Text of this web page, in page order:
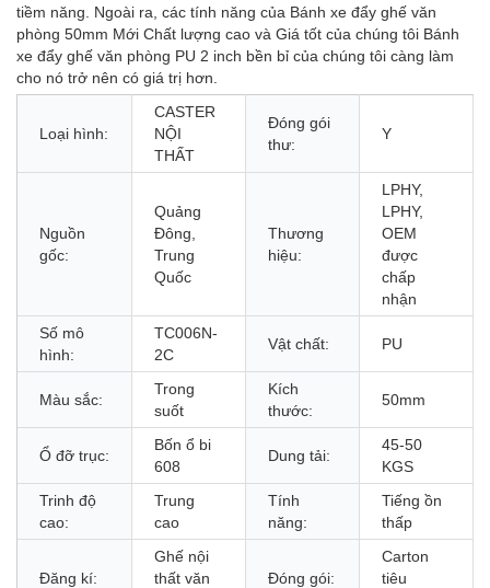
tiềm năng. Ngoài ra, các tính năng của Bánh xe đẩy ghế văn
phòng 50mm Mới Chất lượng cao và Giá tốt của chúng tôi Bánh
xe đẩy ghế văn phòng PU 2 inch bền bỉ của chúng tôi càng làm
cho nó trở nên có giá trị hơn.
Loại hình:
CASTER
NỘI
THẤT
Đóng gói
thư:
Y
Nguồn
gốc:
Quảng
Đông,
Trung
Quốc
Thương
hiệu:
LPHY,
LPHY,
OEM
được
chấp
nhận
Số mô
hình:
TC006N-
2C
Vật chất: PU
Màu sắc:
Trong
suốt
Kích
thước:
50mm
Ổ đỡ trục:
Bốn ổ bi
608
Dung tải:
45-50
KGS
Trinh độ
cao:
Trung
cao
Tính
năng:
Tiếng ồn
thấp
Đăng kí:
Ghế nội
thất văn
Đóng gói:
Carton
tiêu